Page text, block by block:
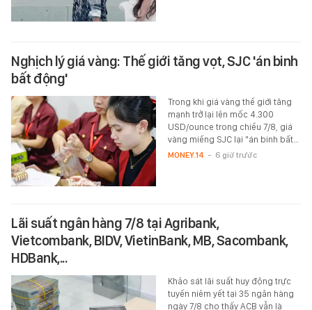
Nghịch lý giá vàng: Thế giới tăng vọt, SJC 'án binh
bất động'
Trong khi giá vàng thế giới tăng
mạnh trở lại lên mốc 4.300
USD/ounce trong chiều 7/8, giá
vàng miếng SJC lại "án binh bất…
MONEY.14 - 6 giờ trước
Lãi suất ngân hàng 7/8 tại Agribank,
Vietcombank, BIDV, VietinBank, MB, Sacombank,
HDBank,...
Khảo sát lãi suất huy động trực
tuyến niêm yết tại 35 ngân hàng
ngày 7/8 cho thấy ACB vẫn là